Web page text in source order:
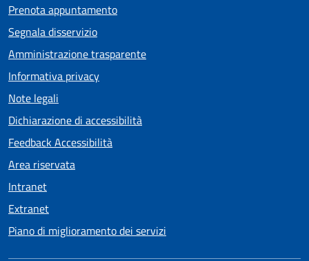
Prenota appuntamento
Segnala disservizio
Amministrazione trasparente
Informativa privacy
Note legali
Dichiarazione di accessibilità
Feedback Accessibilità
Area riservata
Intranet
Extranet
Piano di miglioramento dei servizi